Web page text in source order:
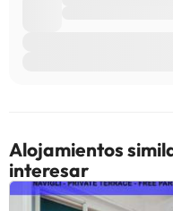
Alojamientos
interesar